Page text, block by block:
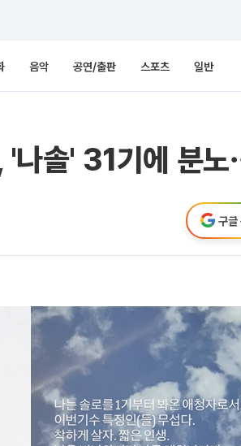
음악 공연/출판 스포츠 일반
'나솔' 31기에 분
구글